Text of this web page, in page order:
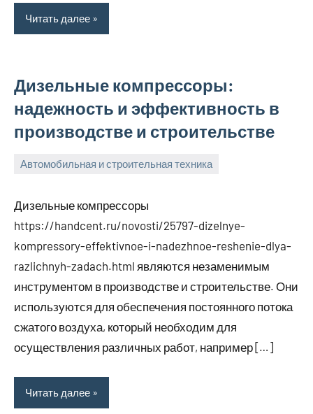
Читать далее
Дизельные компрессоры:
надежность и эффективность в
производстве и строительстве
Автомобильная и строительная техника
2023
Дизельные компрессоры
https://handcent.ru/novosti/25797-dizelnye-
kompressory-effektivnoe-i-nadezhnoe-reshenie-dlya-
razlichnyh-zadach.html являются незаменимым
инструментом в производстве и строительстве. Они
используются для обеспечения постоянного потока
сжатого воздуха, который необходим для
осуществления различных работ, например […]
Читать далее